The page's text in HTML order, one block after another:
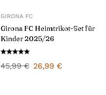
GIRONA FC
Girona FC Heimtrikot-Set für
Kinder 2025/26
45,99€ 26,99 €